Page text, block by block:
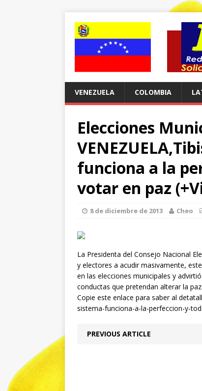
VENEZUELA COLOMBIA
Elecciones
funciona a la
votar en paz
8 de diciembre de 2013 Cheo
La Presidenta del Consejo Nacional
y electores a acudir masivamente,
en las elecciones municipales y
conductas que pretendan alterar la
Copie este enlace para saber al
sistema-funciona-a-la-perfeccion-y-
PREVIOUS ARTICLE